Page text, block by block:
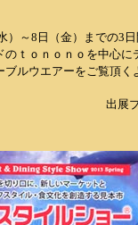
）～8日（金）までの3
のｔｏｎｏｎｏを中心
ブルウエアーをご覧頂
出展